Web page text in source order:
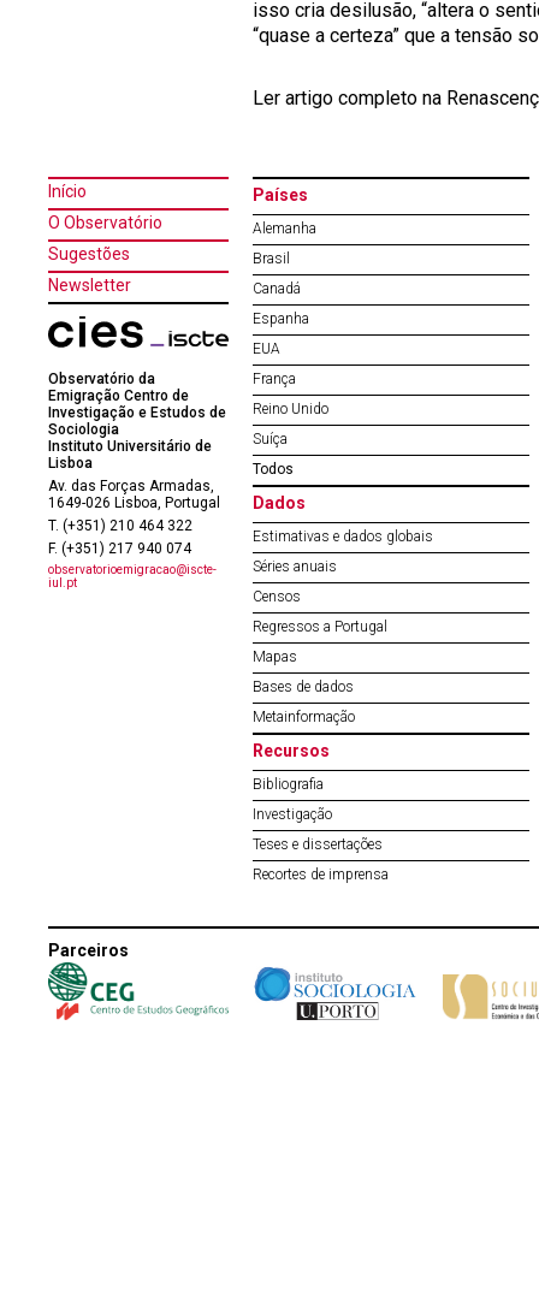
isso cria desilusão, “altera o
“quase a certeza” que a tensão
Ler artigo completo na
Início
O Observatório
Sugestões
Newsletter
Observatório da
Emigração Centro de
Investigação e Estudos de
Sociologia
Instituto Universitário de
Lisboa
Av. das Forças Armadas,
1649-026 Lisboa, Portugal
T. (+351) 210 464 322
F. (+351) 217 940 074
observatorioemigracao@iscte-
iul.pt
Países
Alemanha
Brasil
Canadá
Espanha
EUA
França
Reino Unido
Suíça
Todos
Dados
Estimativas e dados globais
Séries anuais
Censos
Regressos a Portugal
Mapas
Bases de dados
Metainformação
Recursos
Bibliografia
Investigação
Teses e dissertações
Recortes de imprensa
Parceiros